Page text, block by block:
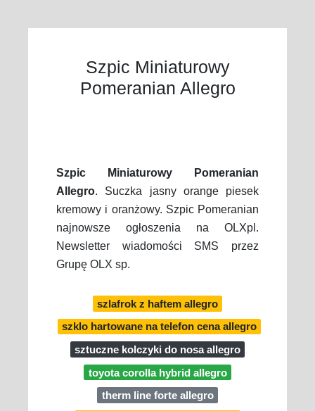
Szpic Miniaturowy
Pomeranian Allegro
Szpic Miniaturowy Pomeranian
Allegro. Suczka jasny orange piesek
kremowy i oranżowy. Szpic Pomeranian
najnowsze ogłoszenia na OLXpl.
Newsletter wiadomości SMS przez
Grupę OLX sp.
szlafrok z haftem allegro
szklo hartowane na telefon cena allegro
sztuczne kolczyki do nosa allegro
toyota corolla hybrid allegro
therm line forte allegro